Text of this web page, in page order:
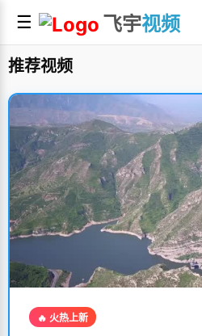
☰ 飞宇视频
推荐视频
🔥 火热上新